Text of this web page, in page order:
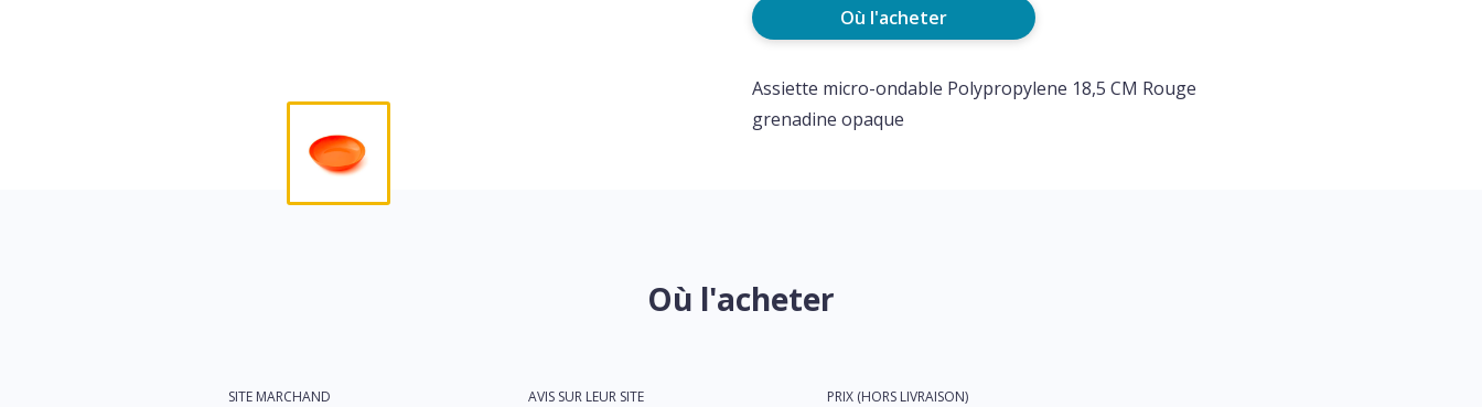
Où l'acheter
Assiette micro-ondable Polypropylene 18,5 CM Rouge
grenadine opaque
Où l'acheter
SITE MARCHAND AVIS SUR LEUR SITE PRIX (HORS LIVRAISON)